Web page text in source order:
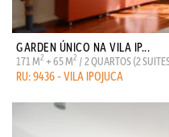
GARDEN ÚNICO NA VILA IP...
171 M2 + 65 M2 / 2 QUARTOS (2
RU: 9436 - VILA IPOJUCA